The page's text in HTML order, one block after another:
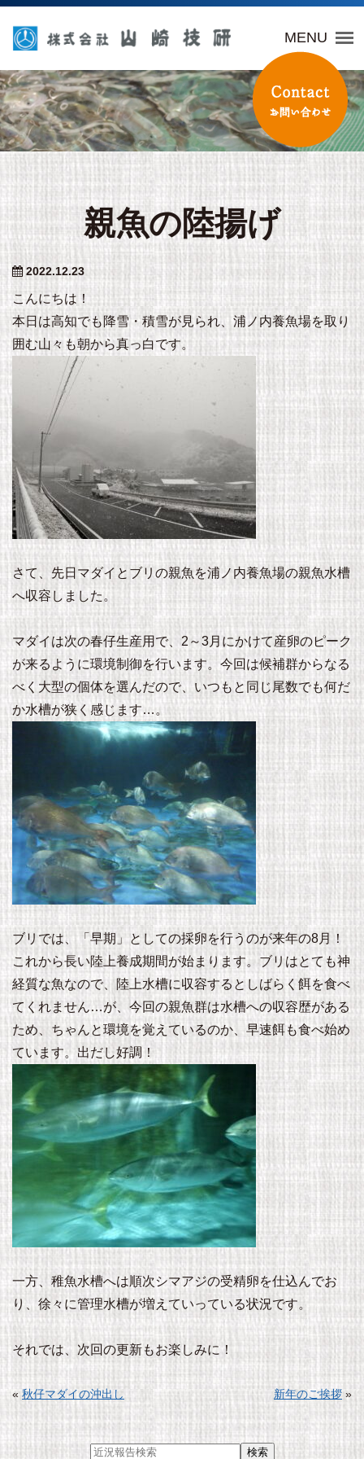
MENU
親魚の陸揚げ
2022.12.23
こんにちは！
本日は高知でも降雪・積雪が見られ、浦ノ内養魚場を取り
囲む山々も朝から真っ白です。
さて、先日マダイとブリの親魚を浦ノ内養魚場の親魚水槽
へ収容しました。
マダイは次の春仔生産用で、2～3月にかけて産卵のピーク
が来るように環境制御を行います。今回は候補群からなる
べく大型の個体を選んだので、いつもと同じ尾数でも何だ
か水槽が狭く感じます…。
ブリでは、「早期」としての採卵を行うのが来年の8月！
これから長い陸上養成期間が始まります。ブリはとても神
経質な魚なので、陸上水槽に収容するとしばらく餌を食べ
てくれません…が、今回の親魚群は水槽への収容歴がある
ため、ちゃんと環境を覚えているのか、早速餌も食べ始め
ています。出だし好調！
一方、稚魚水槽へは順次シマアジの受精卵を仕込んでお
り、徐々に管理水槽が増えていっている状況です。
それでは、次回の更新もお楽しみに！
« 秋仔マダイの沖出し 新年のご挨拶 »